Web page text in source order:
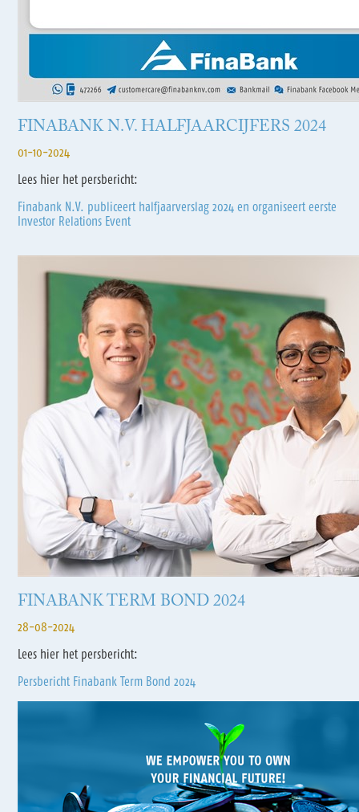
FINABANK N.V. HALFJAARCIJFERS 2024
01-10-2024
Lees hier het persbericht:
Finabank N.V. publiceert halfjaarverslag 2024 en organiseert eerste
Investor Relations Event
FINABANK TERM BOND 2024
28-08-2024
Lees hier het persbericht:
Persbericht Finabank Term Bond 2024